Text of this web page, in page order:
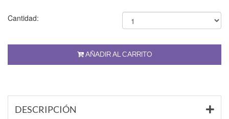
Cantidad:
AÑADIR AL CARRITO
DESCRIPCIÓN